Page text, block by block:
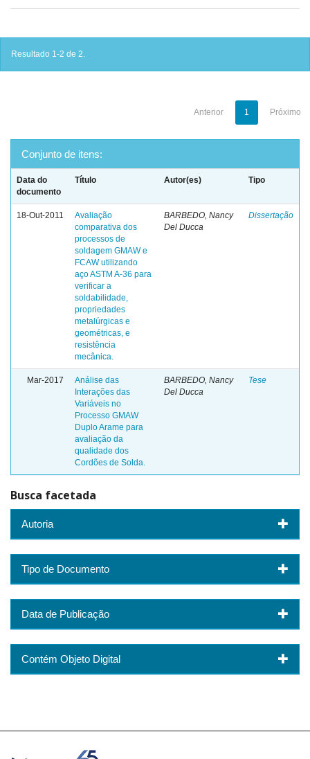
Resultado 1-2 de 2.
Anterior 1 Próximo
Conjunto de itens:
Data do
documento
Título Autor(es) Tipo
18-Out-2011
Avaliação
comparativa dos
processos de
soldagem GMAW e
FCAW utilizando
aço ASTM A-36 para
verificar a
soldabilidade,
propriedades
metalúrgicas e
geométricas, e
resistência
mecânica.
BARBEDO, Nancy
Del Ducca
Dissertação
Mar-2017
Análise das
Interações das
Variáveis no
Processo GMAW
Duplo Arame para
avaliação da
qualidade dos
Cordões de Solda.
BARBEDO, Nancy
Del Ducca
Tese
Busca facetada
Autoria
Tipo de Documento
Data de Publicação
Contém Objeto Digital